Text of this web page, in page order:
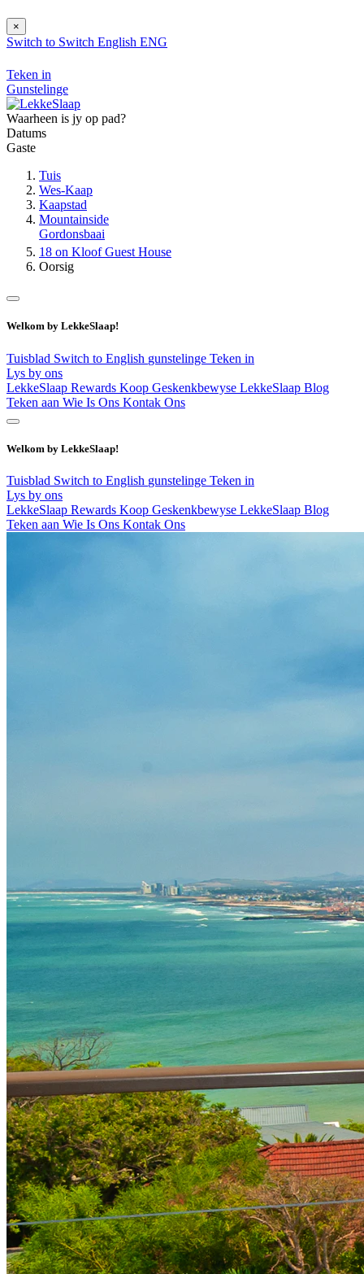
×
Switch to Switch English ENG
Teken in
Gunstelinge
Waarheen is jy op pad?
Datums
Gaste
Tuis
Wes-Kaap
Kaapstad
Mountainside
Gordonsbaai
18 on Kloof Guest House
Oorsig
Welkom by LekkeSlaap!
Tuisblad Switch to English gunstelinge Teken in
Lys by ons
LekkeSlaap Rewards Koop Geskenkbewyse LekkeSlaap Blog
Teken aan Wie Is Ons Kontak Ons
Welkom by LekkeSlaap!
Tuisblad Switch to English gunstelinge Teken in
Lys by ons
LekkeSlaap Rewards Koop Geskenkbewyse LekkeSlaap Blog
Teken aan Wie Is Ons Kontak Ons